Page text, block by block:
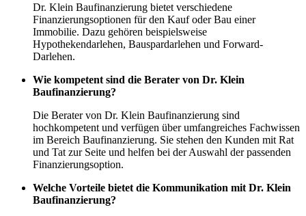
Dr. Klein Baufinanzierung bietet verschiedene
Finanzierungsoptionen für den Kauf oder Bau einer
Immobilie. Dazu gehören beispielsweise
Hypothekendarlehen, Bauspardarlehen und Forward-
Darlehen.
Wie kompetent sind die Berater von Dr. Klein
Baufinanzierung?
Die Berater von Dr. Klein Baufinanzierung sind
hochkompetent und verfügen über umfangreiches Fachwissen
im Bereich Baufinanzierung. Sie stehen den Kunden mit Rat
und Tat zur Seite und helfen bei der Auswahl der passenden
Finanzierungsoption.
Welche Vorteile bietet die Kommunikation mit Dr. Klein
Baufinanzierung?